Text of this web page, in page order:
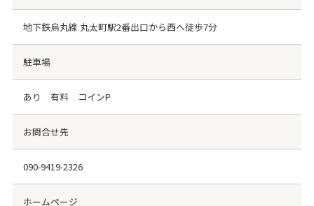
地下鉄烏丸線 丸太町駅2番出口から西へ徒歩7分
駐車場
あり 有料 コインP
お問合せ先
090-9419-2326
ホームページ